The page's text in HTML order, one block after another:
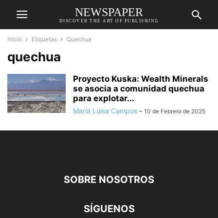
NEWSPAPER
DISCOVER THE ART OF PUBLISHING
Inicio Etiquetas Quechua
quechua
Proyecto Kuska: Wealth Minerals
se asocia a comunidad quechua
para explotar...
María Luisa Campos - 10 de Febrero de 2025
SOBRE NOSOTROS
SÍGUENOS